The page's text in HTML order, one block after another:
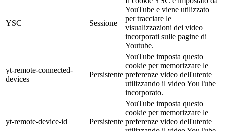
YSC Sessione
YouTube e viene utilizzato
per tracciare le
visualizzazioni dei video
incorporati sulle pagine di
Youtube.
yt-remote-connected-
devices
Persistente
YouTube imposta questo
cookie per memorizzare le
preferenze video dell'utente
utilizzando il video YouTube
incorporato.
yt-remote-device-id Persistente
YouTube imposta questo
cookie per memorizzare le
preferenze video dell'utente